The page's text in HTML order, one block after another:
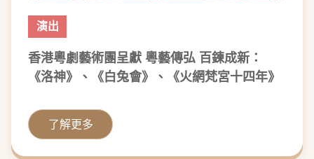
演出
香港粵劇藝術團呈獻 粵藝傳弘 百鍊成新：
《洛神》、《白兔會》、《火網梵宮十四年》
了解更多